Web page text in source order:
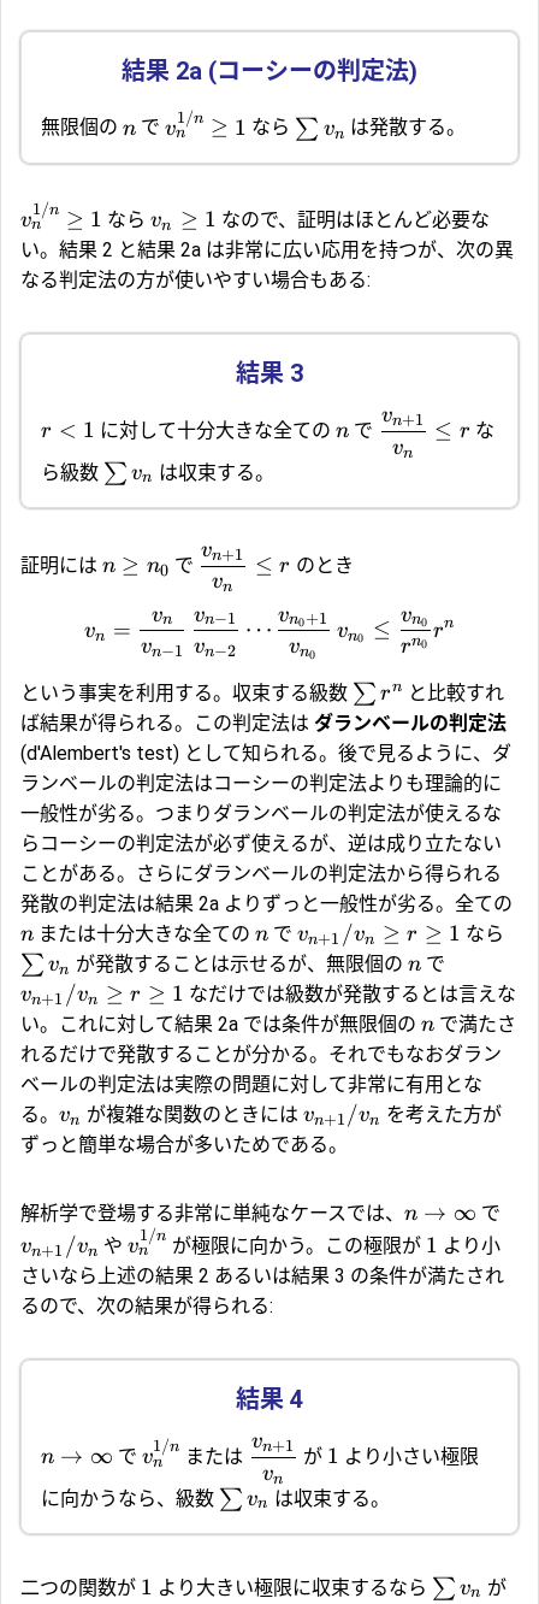
無限個の n で vn
1/n ≥ 1 なら ∑ vn は発散する。
vn
1/n ≥ 1 ならvn ≥ 1 なので、証明はほとんど必要な
い。結果 2 と結果 2a は非常に広い応用を持つが、次の異
なる判定法の方が使いやすい場合もある:
r < 1 に対して十分大きな全てのn で
vn
vn+1 ≤ r な
ら級数 ∑ vn は収束する。
証明には n ≥ n0 で
vn
vn+1 ≤ r のとき
vn =
vn−1
vn
vn−2
vn−1 ⋯
vn0
vn0+1
vn0 ≤
rn0
vn0 rn
という事実を利用する。収束する級数 ∑ rn
と比較すれ
ば結果が得られる。この判定法は ダランベールの判定法
(d'Alembert's test) として知られる。後で見るように、ダ
ランベールの判定法はコーシーの判定法よりも理論的に
一般性が劣る。つまりダランベールの判定法が使えるな
らコーシーの判定法が必ず使えるが、逆は成り立たない
ことがある。さらにダランベールの判定法から得られる
発散の判定法は結果 2a よりずっと一般性が劣る。全ての
n または十分大きな全ての n で vn+1 /vn ≥ r ≥ 1 なら
∑ vn が発散することは示せるが、無限個の nで
vn+1 /vn ≥ r ≥ 1 なだけでは級数が発散するとは言えな
い。これに対して結果 2a では条件が無限個の n で満たさ
れるだけで発散することが分かる。それでもなおダラン
ベールの判定法は実際の問題に対して非常に有用とな
る。 vn が複雑な関数のときには vn+1 /vn を考えた方が
ずっと簡単な場合が多いためである。
解析学で登場する非常に単純なケースでは、 n → ∞ で
vn+1 /vn やvn
1/n が極限に向かう。この極限が 1 より小
さいなら上述の結果 2 あるいは結果 3 の条件が満たされ
るので、次の結果が得られる:
n → ∞ で vn
1/n または
vn
vn+1 が 1 より小さい極限
に向かうなら、級数 ∑ vn は収束する。
二つの関数が 1 より大きい極限に収束するなら ∑ vn が